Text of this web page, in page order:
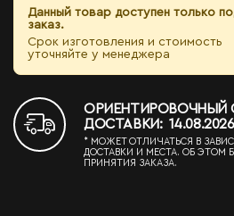
Данный товар доступен только
заказ.
Срок изготовления и стоимость
уточняйте у менеджера
ОРИЕНТИРОВОЧНЫЙ
ДОСТАВКИ: 14.08.2026
* МОЖЕТ ОТЛИЧАТЬСЯ В
ДОСТАВКИ И МЕСТА. ОБ ЭТОМ
ПРИНЯТИЯ ЗАКАЗА.